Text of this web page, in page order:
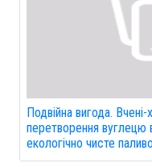
Подвійна вигода. Вчені-
перетворення
екологічно чисте